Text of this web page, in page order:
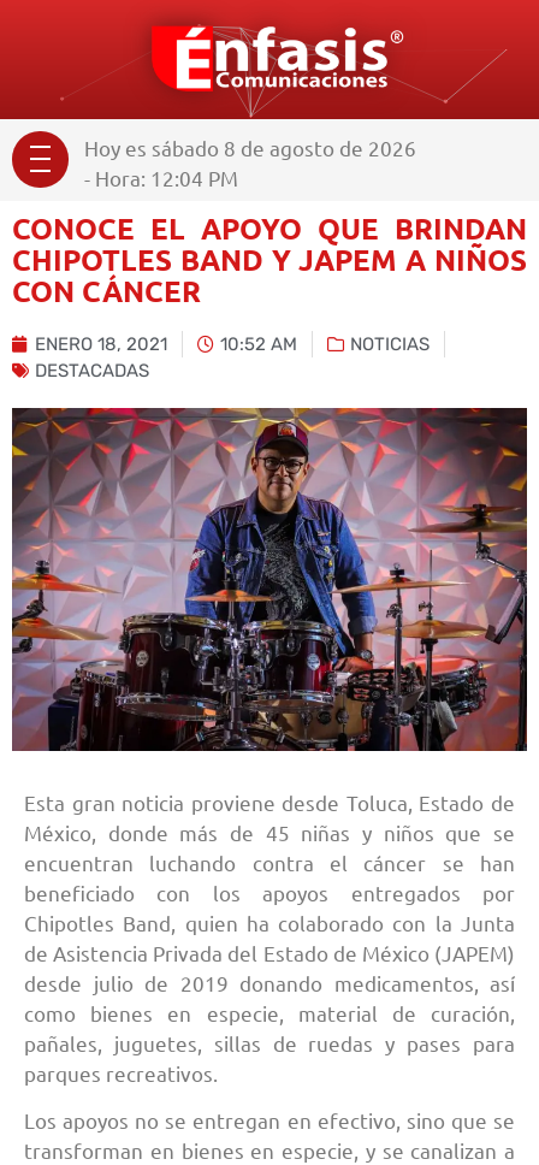
Hoy es sábado 8 de agosto de 2026
- Hora: 12:04 PM
CONOCE EL APOYO QUE BRINDAN
CHIPOTLES BAND Y JAPEM A NIÑOS
CON CÁNCER
ENERO 18, 2021 10:52 AM
NOTICIAS
DESTACADAS
Esta gran noticia proviene desde Toluca, Estado de
México, donde más de 45 niñas y niños que se
encuentran luchando contra el cáncer se han
beneficiado con los apoyos entregados por
Chipotles Band, quien ha colaborado con la Junta
de Asistencia Privada del Estado de México (JAPEM)
desde julio de 2019 donando medicamentos, así
como bienes en especie, material de curación,
pañales, juguetes, sillas de ruedas y pases para
parques recreativos.
Los apoyos no se entregan en efectivo, sino que se
transforman en bienes en especie, y se canalizan a